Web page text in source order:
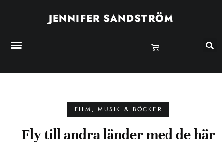
JENNIFER SANDSTRÖM
FILM, MUSIK & BÖCKER
Fly till andra länder med de här